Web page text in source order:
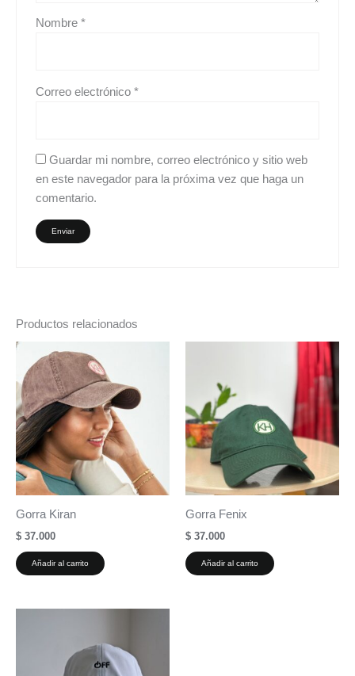
Nombre*
Correo electrónico*
Guardar mi nombre, correo electrónico y sitio web
en este navegador para la próxima vez que haga un
comentario.
Productos relacionados
Gorra Kiran
$ 37.000
Añadir al carrito
Gorra Fenix
$ 37.000
Añadir al carrito